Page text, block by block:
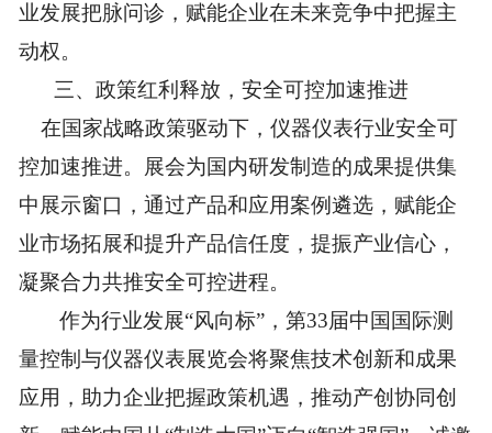
业发展把脉问诊，赋能企业在未来竞争中把握主
动权。
三、 政策红利释放，安全可控加速推进
在国家战略政策驱动下，仪器仪表行业安全可
控加速推进。
展会为国内研发制造的成果提供集
中展示窗口， 通过产品和应用案例遴选，赋能企
业市场拓展和提升产品信任度， 提振产业信心，
凝聚合力共推安全可控进程。
作为行业发展“风向标”，第33届中国国际测
量控制与仪器仪表展览会将聚焦技术创新和成果
应用 ， 助力企业把握政策机遇， 推动产创协同创